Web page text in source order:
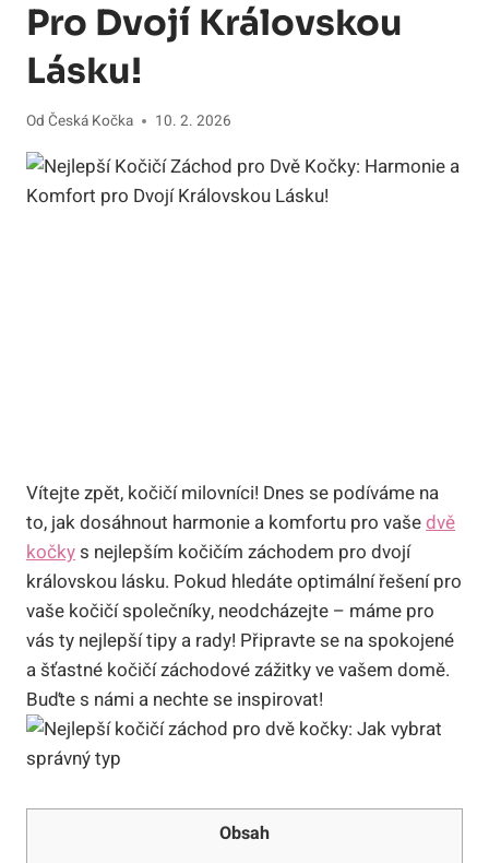
Pro Dvojí Královskou
Lásku!
Od Česká Kočka 10. 2. 2026
Vítejte zpět, kočičí milovníci! Dnes se podíváme na
to, jak dosáhnout harmonie a komfortu pro vašedvě
kočkys nejlepším kočičím záchodem pro dvojí
královskou lásku. Pokud hledáte optimální řešení pro
vaše kočičí společníky, neodcházejte – máme pro
vás ty nejlepší tipy a rady! Připravte se na spokojené
a šťastné kočičí záchodové zážitky ve vašem domě.
Buďte s námi a nechte se inspirovat!
Obsah